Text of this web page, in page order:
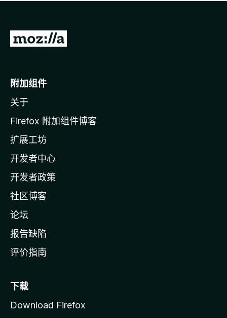
无
转
o
i
l
a
主
页
附加组件
关于
Firefox 附加组件博客
扩展工坊
开发者中心
开发者政策
社区博客
论坛
报告缺陷
评价指南
下载
Download Firefox